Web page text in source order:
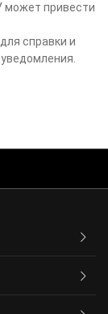
может привести
справки и